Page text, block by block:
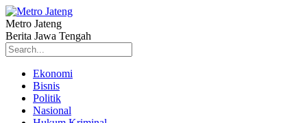
Metro Jateng
Berita Jawa Tengah
Ekonomi
Bisnis
Politik
Nasional